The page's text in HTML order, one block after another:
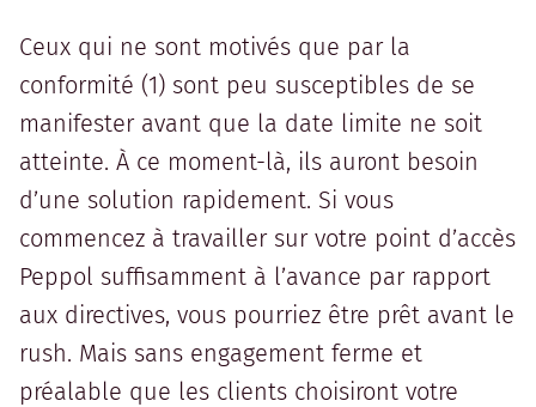
Ceux qui ne sont motivés que par la
conformité (1) sont peu susceptibles de se
manifester avant que la date limite ne soit
atteinte. À ce moment-là, ils auront besoin
d’une solution rapidement. Si vous
commencez à travailler sur votre point d’accès
Peppol suffisamment à l’avance par rapport
aux directives, vous pourriez être prêt avant le
rush. Mais sans engagement ferme et
préalable que les clients choisiront votre